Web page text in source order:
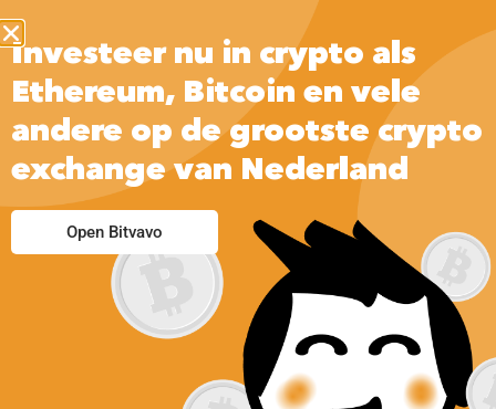
Google heeft naam gemaakt met zijn zoekmachine.
Investeer nu in crypto als
Ethereum, Bitcoin en vele
andere op de grootste crypto
exchange van Nederland
Open Bitvavo